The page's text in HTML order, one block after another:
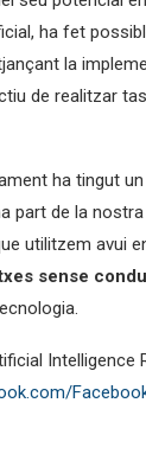
ha fet
la
de realitzar
ha tingut
part de la
utilitzem avui
sense
Intelligence